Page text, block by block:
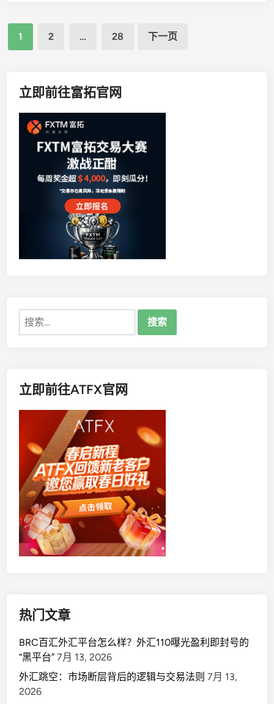
M
A
资
者
血
文
章
航
1 2 … 28 下一页
立即前往富拓官网
搜
索：
立即前往ATFX官网
热门文章
BRC百汇外汇平台怎么样？外汇110曝光盈利即封号的
“黑平台” 7月 13, 2026
外汇跳空：市场断层背后的逻辑与交易法则 7月 13,
2026